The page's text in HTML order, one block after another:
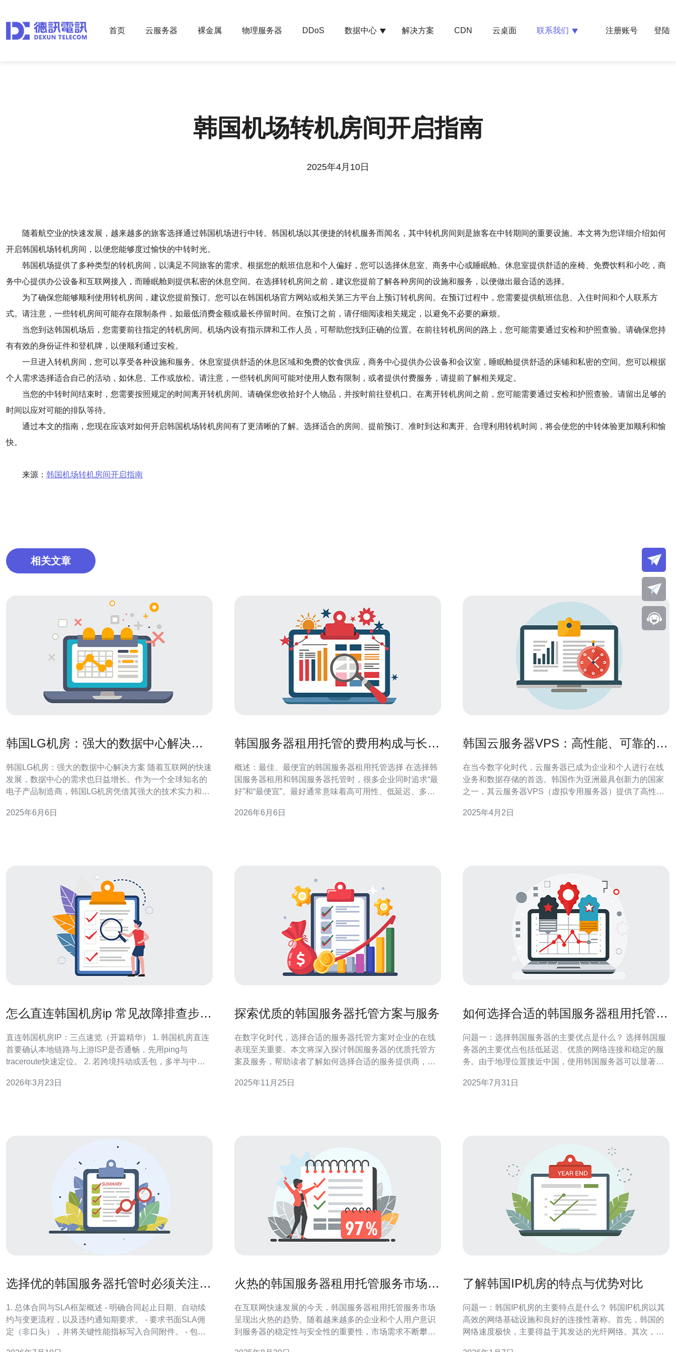
首页 云服务器 裸金属 物理服务器 DDoS 数据中心 解决方案 CDN 云桌面 联系我们 注册账号 登陆
韩国机场转机房间开启指南
2025年4月10日
随着航空业的快速发展，越来越多的旅客选择通过韩国机场进行中转。韩国机场以其便捷的转机服务而闻名，其中转机房间则是旅客在中转期间的重要设施。本文将为您详细介绍如何
开启韩国机场转机房间，以便您能够度过愉快的中转时光。
韩国机场提供了多种类型的转机房间，以满足不同旅客的需求。根据您的航班信息和个人偏好，您可以选择休息室、商务中心或睡眠舱。休息室提供舒适的座椅、免费饮料和小吃，商
务中心提供办公设备和互联网接入，而睡眠舱则提供私密的休息空间。在选择转机房间之前，建议您提前了解各种房间的设施和服务，以便做出最合适的选择。
为了确保您能够顺利使用转机房间，建议您提前预订。您可以在韩国机场官方网站或相关第三方平台上预订转机房间。在预订过程中，您需要提供航班信息、入住时间和个人联系方
式。请注意，一些转机房间可能存在限制条件，如最低消费金额或最长停留时间。在预订之前，请仔细阅读相关规定，以避免不必要的麻烦。
当您到达韩国机场后，您需要前往指定的转机房间。机场内设有指示牌和工作人员，可帮助您找到正确的位置。在前往转机房间的路上，您可能需要通过安检和护照查验。请确保您持
有有效的身份证件和登机牌，以便顺利通过安检。
一旦进入转机房间，您可以享受各种设施和服务。休息室提供舒适的休息区域和免费的饮食供应，商务中心提供办公设备和会议室，睡眠舱提供舒适的床铺和私密的空间。您可以根据
个人需求选择适合自己的活动，如休息、工作或放松。请注意，一些转机房间可能对使用人数有限制，或者提供付费服务，请提前了解相关规定。
当您的中转时间结束时，您需要按照规定的时间离开转机房间。请确保您收拾好个人物品，并按时前往登机口。在离开转机房间之前，您可能需要通过安检和护照查验。请留出足够的
时间以应对可能的排队等待。
通过本文的指南，您现在应该对如何开启韩国机场转机房间有了更清晰的了解。选择适合的房间、提前预订、准时到达和离开、合理利用转机时间，将会使您的中转体验更加顺利和愉
快。
来源： 韩国机场转机房间开启指南
相关文章
韩国LG机房：强大的数据中心解决方
韩国LG机房：强大的数据中心解决方案 随着互联网的快速
发展，数据中心的需求也日益增长。作为一个全球知名的
电子产品制造商，韩国LG机房凭借其强大的技术实力和先
韩国LG机房引入了最先进的服务器、存储设备和网络设
2025年6月6日
韩国服务器租用托管的费用构成与长期
概述：最佳、最便宜的韩国服务器租用托管选择 在选择韩
国服务器租用和韩国服务器托管时，很多企业同时追求“最
好”和“最便宜”。最好通常意味着高可用性、低延迟、多网
成本最低。实际选择应基于业务类型（电商、游戏、应用
2026年6月6日
韩国云服务器VPS：高性能、可靠的选
在当今数字化时代，云服务器已成为企业和个人进行在线
业务和数据存储的首选。韩国作为亚洲最具创新力的国家
之一，其云服务器VPS（虚拟专用服务器）提供了高性能
特点。 韩国云服务器VPS以其卓越的性能脱颖而出。首
2025年4月2日
怎么直连韩国机房ip 常见故障排查步骤
直连韩国机房IP：三点速览（开篇精华） 1. 韩国机房直连
首要确认本地链路与上游ISP是否通畅，先用ping与
traceroute快速定位。 2. 若跨境抖动或丢包，多半与中间
健康与带宽验证。 3. 若连接超时或端口不可达，优先排查
2026年3月23日
探索优质的韩国服务器托管方案与服务
在数字化时代，选择合适的服务器托管方案对企业的在线
表现至关重要。本文将深入探讨韩国服务器的优质托管方
案及服务，帮助读者了解如何选择合适的服务提供商，确
方案有哪些？ 优质的韩国服务器托管方案通常包括虚拟专
2025年11月25日
如何选择合适的韩国服务器租用托管方
问题一：选择韩国服务器的主要优点是什么？ 选择韩国服
务器的主要优点包括低延迟、优质的网络连接和稳定的服
务。由于地理位置接近中国，使用韩国服务器可以显著减
基础设施相对发达，提供了高带宽和稳定的连接，适合需
2025年7月31日
选择优的韩国服务器托管时必须关注的
1. 总体合同与SLA框架概述 - 明确合同起止日期、自动续
约与变更流程，以及违约通知期要求。 - 要求书面SLA佣
定（非口头），并将关键性能指标写入合同附件。 - 包含
火热的韩国服务器租用托管服务市场概
在互联网快速发展的今天，韩国服务器租用托管服务市场
呈现出火热的趋势。随着越来越多的企业和个人用户意识
到服务器的稳定性与安全性的重要性，市场需求不断攀
了解韩国IP机房的特点与优势对比
问题一：韩国IP机房的主要特点是什么？ 韩国IP机房以其
高效的网络基础设施和良好的连接性著称。首先，韩国的
网络速度极快，主要得益于其发达的光纤网络。其次，韩